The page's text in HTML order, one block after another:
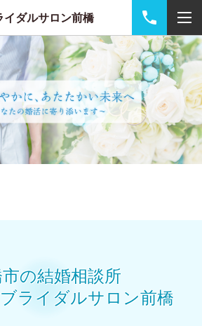
ダルサロン前橋
の結婚相談所
ライダルサロン前橋